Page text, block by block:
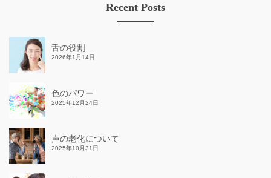
Recent Posts
舌の役割
2026年1月14日
色のパワー
2025年12月24日
声の老化について
2025年10月31日